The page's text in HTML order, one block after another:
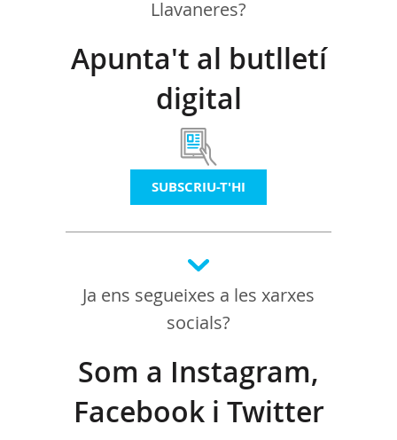
Llavaneres?
Apunta't al butlletí
digital
SUBSCRIU-T'HI
Ja ens segueixes a les xarxes
socials?
Som a Instagram,
Facebook i Twitter